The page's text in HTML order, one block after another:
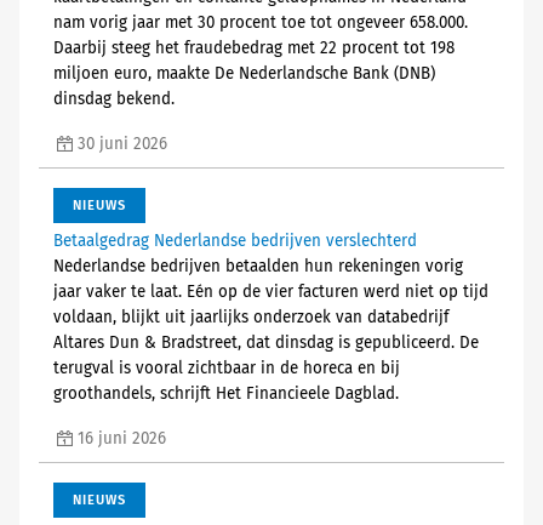
nam vorig jaar met 30 procent toe tot ongeveer 658.000.
Daarbij steeg het fraudebedrag met 22 procent tot 198
miljoen euro, maakte De Nederlandsche Bank (DNB)
dinsdag bekend.
30 juni 2026
NIEUWS
Betaalgedrag Nederlandse bedrijven verslechterd
Nederlandse bedrijven betaalden hun rekeningen vorig
jaar vaker te laat. Eén op de vier facturen werd niet op tijd
voldaan, blijkt uit jaarlijks onderzoek van databedrijf
Altares Dun & Bradstreet, dat dinsdag is gepubliceerd. De
terugval is vooral zichtbaar in de horeca en bij
groothandels, schrijft Het Financieele Dagblad.
16 juni 2026
NIEUWS